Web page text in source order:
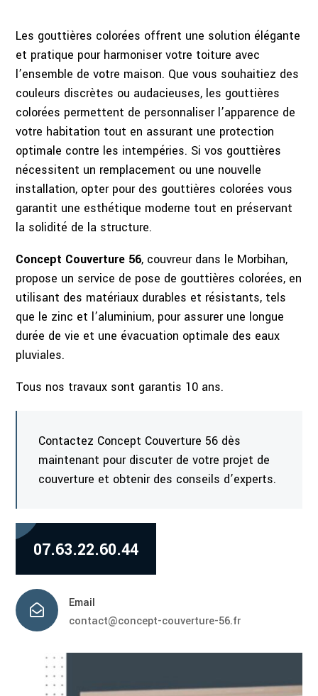
Les gouttières colorées offrent une solution élégante
et pratique pour harmoniser votre toiture avec
l’ensemble de votre maison. Que vous souhaitiez des
couleurs discrètes ou audacieuses, les gouttières
colorées permettent de personnaliser l’apparence de
votre habitation tout en assurant une protection
optimale contre les intempéries. Si vos gouttières
nécessitent un remplacement ou une nouvelle
installation, opter pour des gouttières colorées vous
garantit une esthétique moderne tout en préservant
la solidité de la structure.
Concept Couverture 56, couvreur dans le Morbihan,
propose un service de pose de gouttières colorées, en
utilisant des matériaux durables et résistants, tels
que le zinc et l’aluminium, pour assurer une longue
durée de vie et une évacuation optimale des eaux
pluviales.
Tous nos travaux sont garantis 10 ans.
Contactez Concept Couverture 56 dès
maintenant pour discuter de votre projet de
couverture et obtenir des conseils d’experts.
07.63.22.60.44

Email
contact@concept-couverture-56.fr